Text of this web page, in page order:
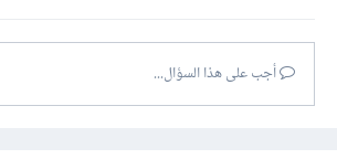
أجب على هذا السؤال...